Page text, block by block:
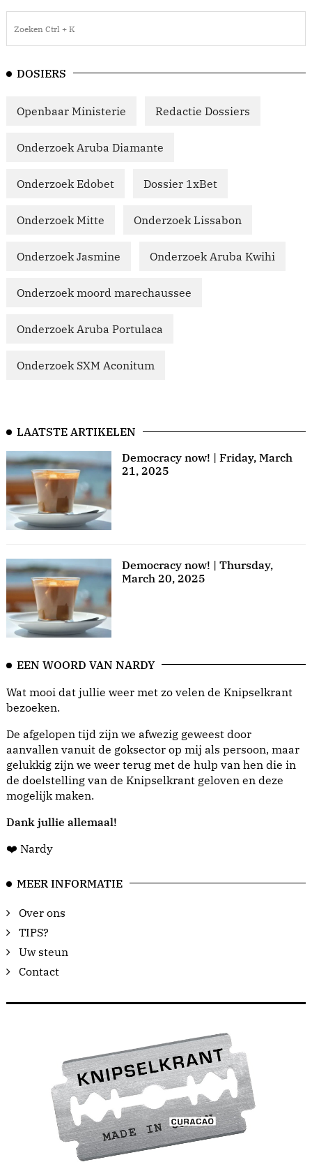
DOSIERS
Openbaar Ministerie Redactie Dossiers
Onderzoek Aruba Diamante
Onderzoek Edobet Dossier 1xBet
Onderzoek Mitte Onderzoek Lissabon
Onderzoek Jasmine Onderzoek Aruba Kwihi
Onderzoek moord marechaussee
Onderzoek Aruba Portulaca
Onderzoek SXM Aconitum
LAATSTE ARTIKELEN
Democracy now! | Friday, March
21, 2025
Democracy now! | Thursday,
March 20, 2025
EEN WOORD VAN NARDY
Wat mooi dat jullie weer met zo velen de Knipselkrant
bezoeken.
De afgelopen tijd zijn we afwezig geweest door
aanvallen vanuit de goksector op mij als persoon, maar
gelukkig zijn we weer terug met de hulp van hen die in
de doelstelling van de Knipselkrant geloven en deze
mogelijk maken.
Dank jullie allemaal!
❤️ Nardy
MEER INFORMATIE
Over ons
TIPS?
Uw steun
Contact